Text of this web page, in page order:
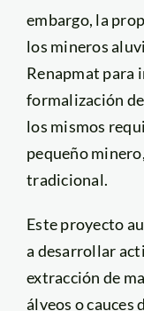
embargo, la
los mineros
Renapmat para
formalización
los mismos
pequeño
tradicional.
Este proyecto
a desarrollar
extracción de
álveos o cauces